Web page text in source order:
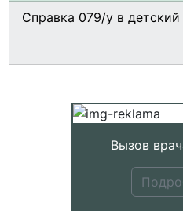
Справка 079/у в детский
Вызов